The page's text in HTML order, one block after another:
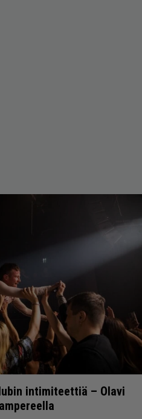
intimiteettiä – Olavi